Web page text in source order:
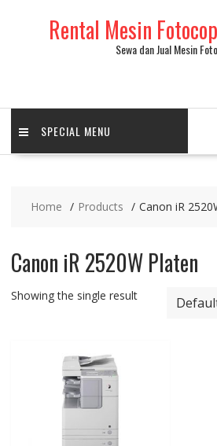
Rental Mesin
Sewa dan Jual Mesin
SPECIAL MENU
Home Products Canon iR
Canon iR 2520W Platen
Showing the single result